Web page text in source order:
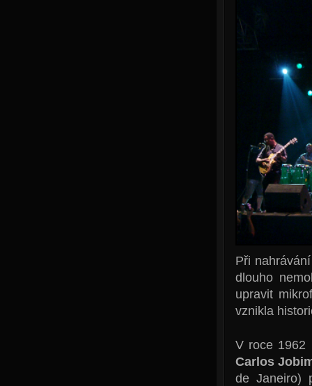
Při
dlouho
upravit
vznikla
V roce 1962
Carlos
de Janeiro)